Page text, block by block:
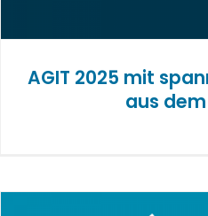
AGIT 2025 mit
aus dem